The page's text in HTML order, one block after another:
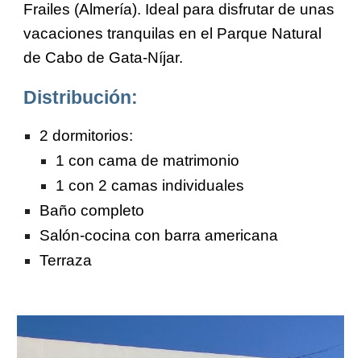
Frailes (Almería). Ideal para disfrutar de unas
vacaciones tranquilas en el Parque Natural
de Cabo de Gata-Níjar.
Distribución:
2 dormitorios:
1 con cama de matrimonio
1 con 2 camas individuales
Baño completo
Salón-cocina con barra americana
Terraza